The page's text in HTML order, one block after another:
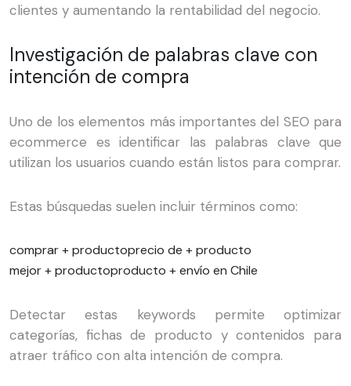
clientes y aumentando la rentabilidad del negocio.
Investigación de palabras clave con
intención de compra
Uno de los elementos más importantes del SEO para
ecommerce es identificar las palabras clave que
utilizan los usuarios cuando están listos para comprar.
Estas búsquedas suelen incluir términos como:
comprar + productoprecio de + producto
mejor + productoproducto + envío en Chile
Detectar estas keywords permite optimizar
categorías, fichas de producto y contenidos para
atraer tráfico con alta intención de compra.